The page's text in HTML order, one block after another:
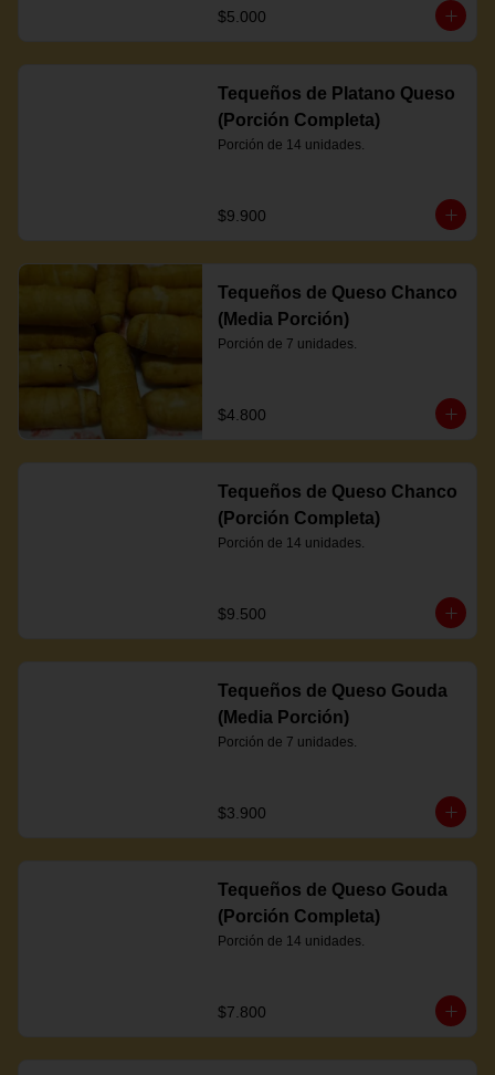
$5.000
Tequeños de Platano Queso
(Porción Completa)
Porción de 14 unidades.
$9.900
Tequeños de Queso Chanco
(Media Porción)
Porción de 7 unidades.
$4.800
Tequeños de Queso Chanco
(Porción Completa)
Porción de 14 unidades.
$9.500
Tequeños de Queso Gouda
(Media Porción)
Porción de 7 unidades.
$3.900
Tequeños de Queso Gouda
(Porción Completa)
Porción de 14 unidades.
$7.800